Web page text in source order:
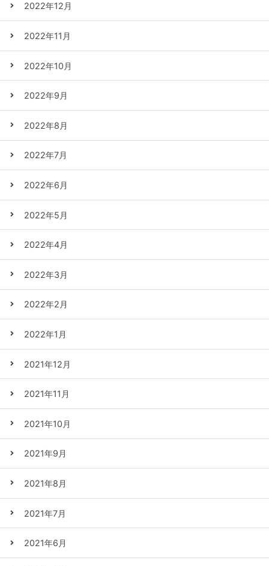
2022年12月
2022年11月
2022年10月
2022年9月
2022年8月
2022年7月
2022年6月
2022年5月
2022年4月
2022年3月
2022年2月
2022年1月
2021年12月
2021年11月
2021年10月
2021年9月
2021年8月
2021年7月
2021年6月